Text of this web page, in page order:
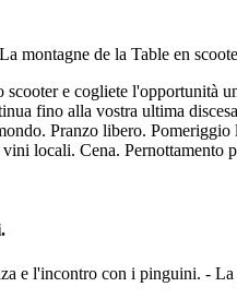
e cogliete
fino alla vostra ultima
Pranzo libero.
locali. Cena. Pernottamento